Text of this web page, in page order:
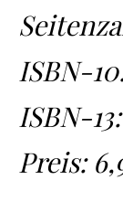
ISBN-
ISBN-13:
Preis: